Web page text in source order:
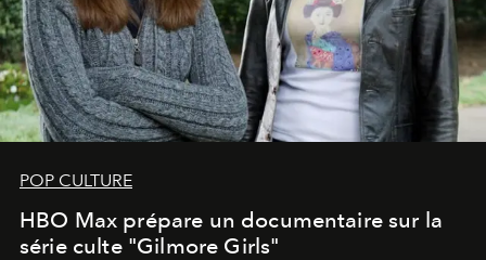
POP CULTURE
HBO Max prépare un documentaire sur la
série culte "Gilmore Girls"